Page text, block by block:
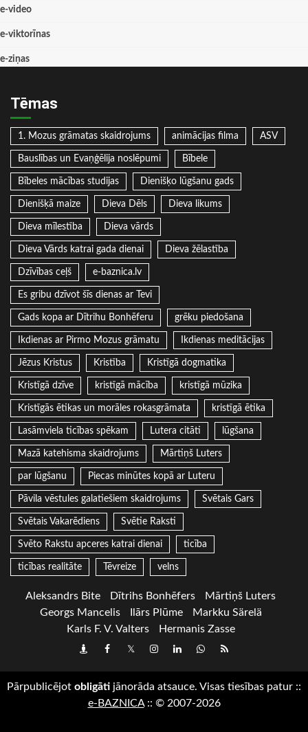
e-video
e-viktorīnas
e-ziņas
Tēmas
1. Mozus grāmatas skaidrojums animācijas filma ASV
Bauslības un Evaņģēlija noslēpumi Bībele
Bībeles mācības studijas Dienišķo lūgšanu gads
Dienišķā maize Dieva Dēls Dieva likums
Dieva mīlestība Dieva vārds
Dieva Vārds katrai gada dienai Dieva žēlastība
Dzīvības ceļš e-baznica.lv
Es gribu dzīvot šīs dienas ar Tevi
Gads kopa ar Dītrihu Bonhēferu grēku piedošana
Ikdienas ar Pirmo Mozus grāmatu Ikdienas meditācijas
Jēzus Kristus Kristība Kristīgā dogmatika
Kristīgā dzīve kristīgā mācība kristīgā mūzika
Kristīgās ētikas un morāles rokasgrāmata kristīgā ētika
Lasāmviela ticības spēkam Lutera citāti lūgšana
Mazā katehisma skaidrojums Mārtiņš Luters
par lūgšanu Piecas minūtes kopā ar Luteru
Pāvila vēstules galatiešiem skaidrojums Svētais Gars
Svētais Vakarēdiens Svētie Raksti
Svēto Rakstu apceres katrai dienai ticība
ticības realitāte Tēvreize velns
Aleksandrs Bite Dītrihs Bonhēfers
Mārtiņš Luters
Georgs Mancelis
Ilārs Plūme
Markku Särelä
Karls F. V. Valters
Hermanis Zasse
DraugiemFacebook
TwitterInstagram
LinkedInwhatsapp
RSS
Pārpublicējot obligāti jānorāda atsauce. Visas tiesības patur ::
e-BAZNICA:: © 2007-2026